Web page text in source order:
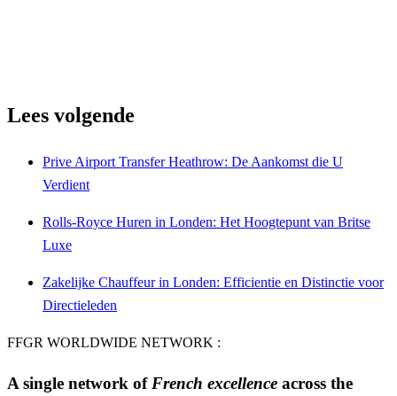
Lees volgende
Prive Airport Transfer Heathrow: De Aankomst die U
Verdient
Rolls-Royce Huren in Londen: Het Hoogtepunt van Britse
Luxe
Zakelijke Chauffeur in Londen: Efficientie en Distinctie voor
Directieleden
FFGR WORLDWIDE NETWORK :
A single network of French excellence across the